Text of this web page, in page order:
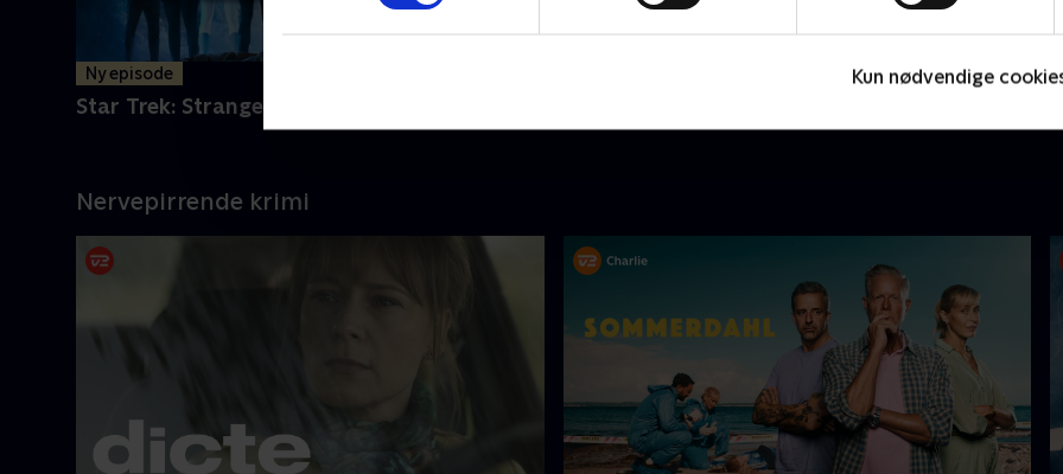
Kun nødvendige
Ny episode
Star Trek: Strange New Worlds
Nervepirrende krimi